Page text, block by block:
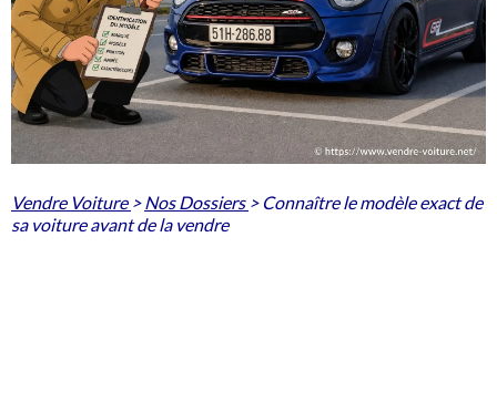
Vendre Voiture > Nos Dossiers > Connaître le modèle exact de
sa voiture avant de la vendre